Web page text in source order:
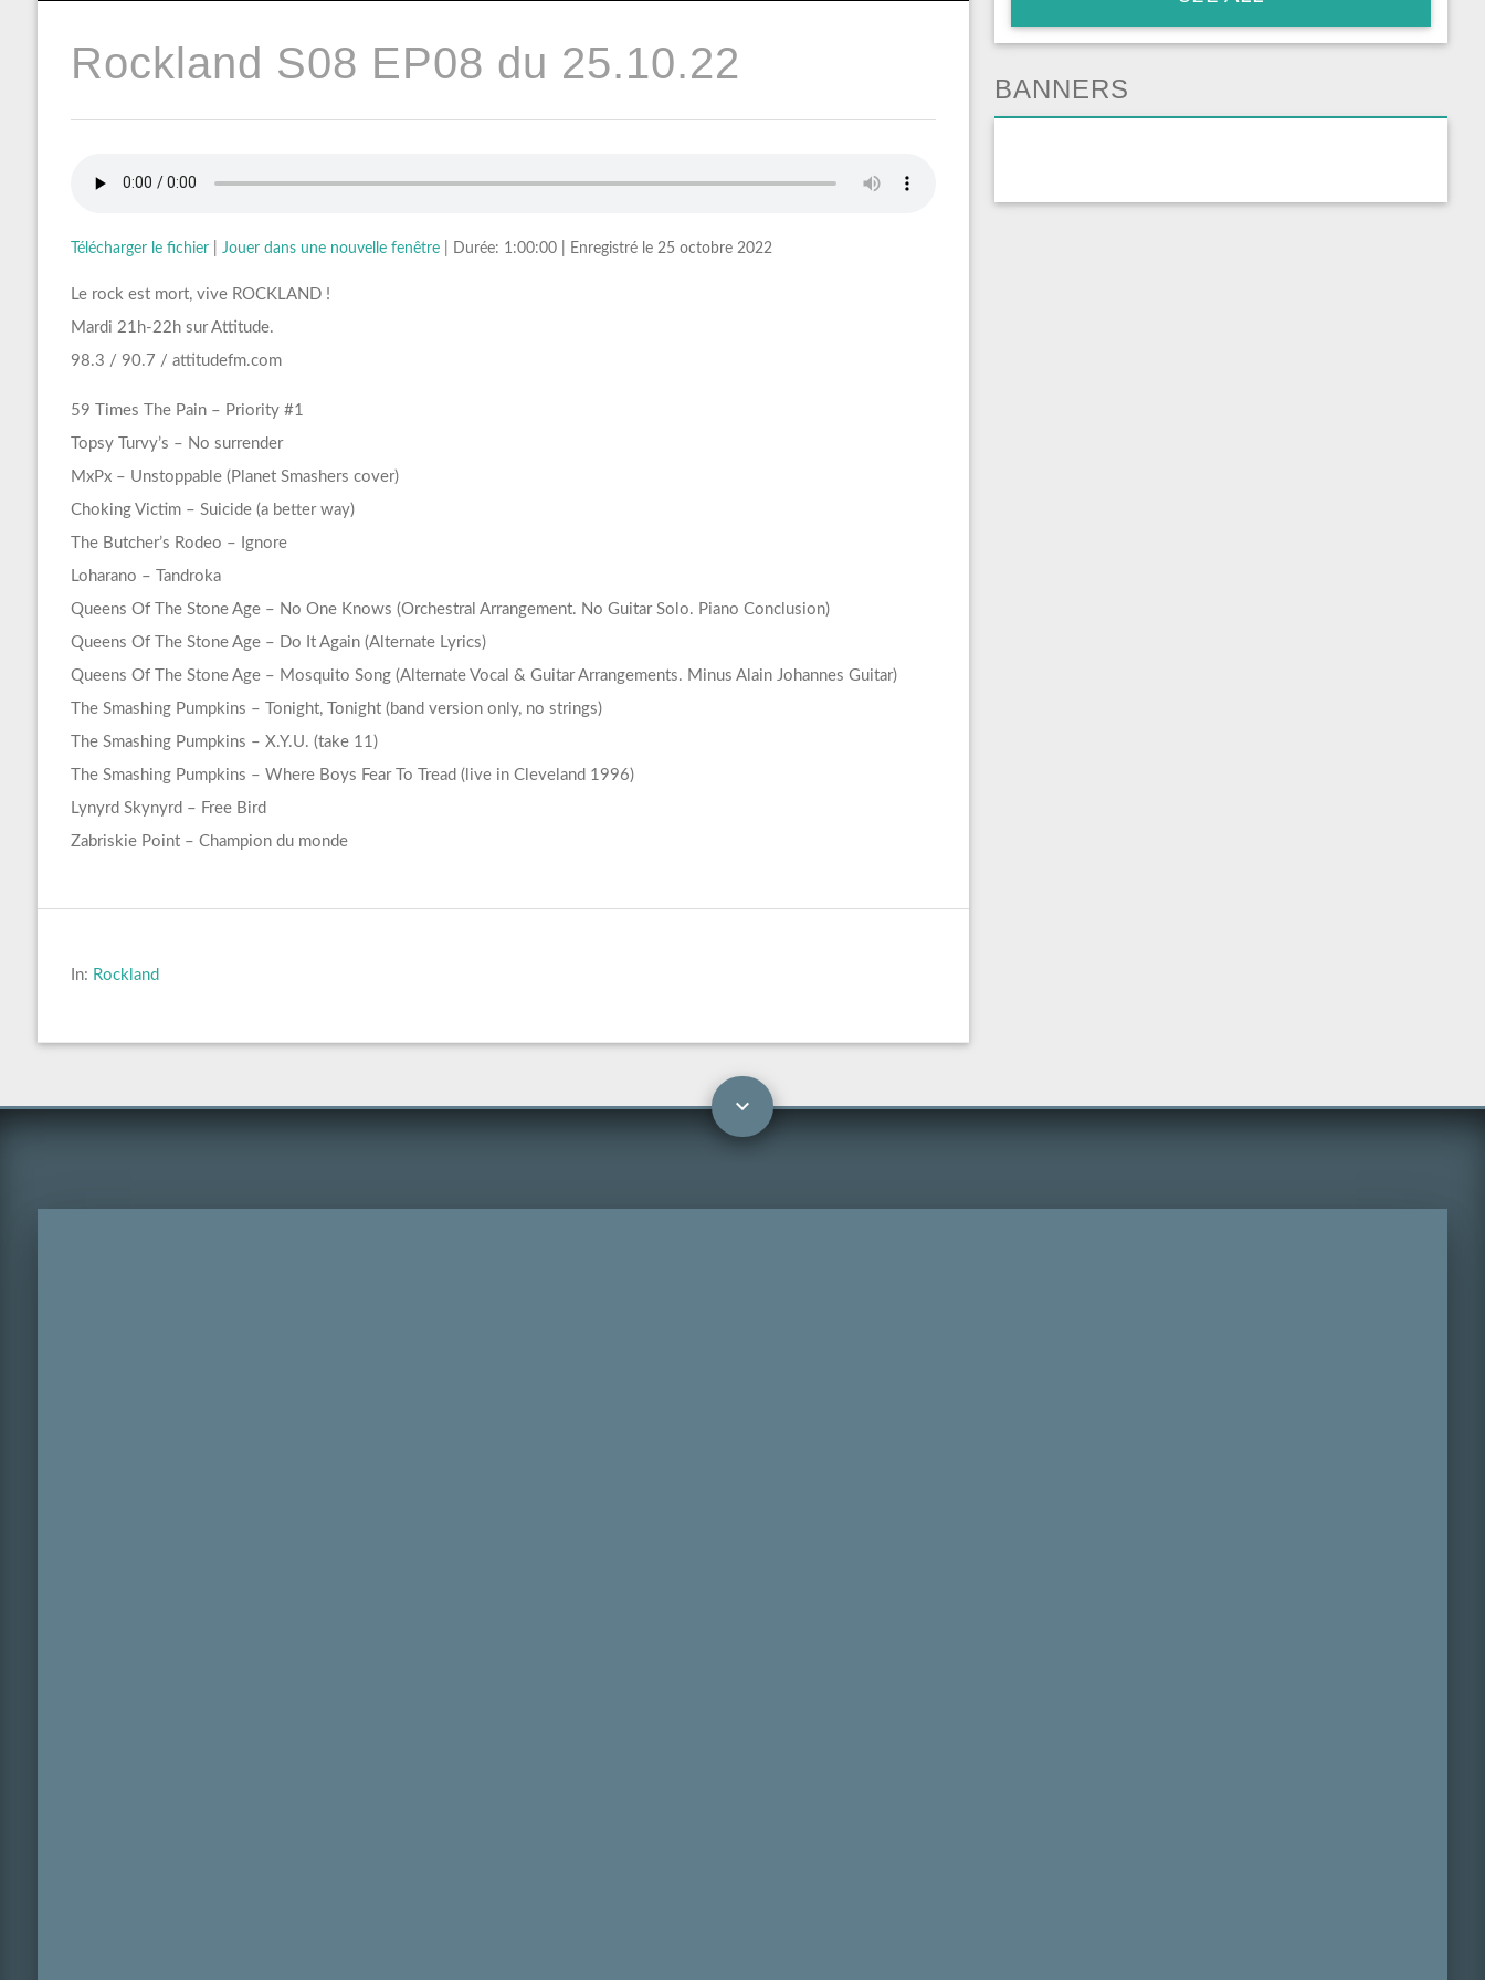
Rockland S08 EP08 du 25.10.22
Télécharger le fichier| Jouer dans une nouvelle fenêtre| Durée: 1:00:00| Enregistré le 25 octobre 2022
Le rock est mort, vive ROCKLAND !
Mardi 21h-22h sur Attitude.
98.3 / 90.7 / attitudefm.com
59 Times The Pain – Priority #1
Topsy Turvy’s – No surrender
MxPx – Unstoppable (Planet Smashers cover)
Choking Victim – Suicide (a better way)
The Butcher’s Rodeo – Ignore
Loharano – Tandroka
Queens Of The Stone Age – No One Knows (Orchestral Arrangement. No Guitar Solo. Piano Conclusion)
Queens Of The Stone Age – Do It Again (Alternate Lyrics)
Queens Of The Stone Age – Mosquito Song (Alternate Vocal & Guitar Arrangements. Minus Alain Johannes Guitar)
The Smashing Pumpkins – Tonight, Tonight (band version only, no strings)
The Smashing Pumpkins – X.Y.U. (take 11)
The Smashing Pumpkins – Where Boys Fear To Tread (live in Cleveland 1996)
Lynyrd Skynyrd – Free Bird
Zabriskie Point – Champion du monde
In: Rockland
BANNERS